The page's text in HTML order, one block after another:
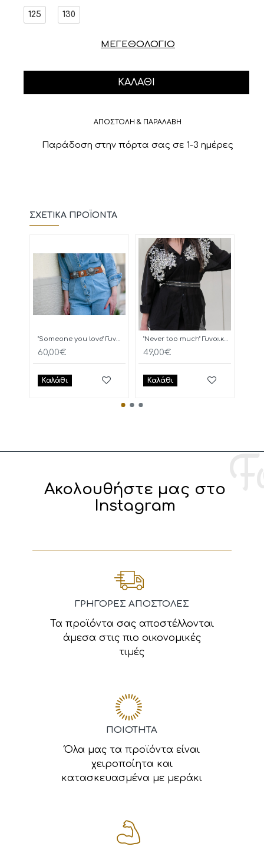
125 130
ΚΑΛΆΘΙ
ΜΕΓΕΘΟΛΟΓΙΟ
ΑΠΟΣΤΟΛΗ & ΠΑΡΑΛΑΒΗ
Παράδοση στην πόρτα σας σε 1-3 ημέρες
ΣΧΕΤΙΚΆ ΠΡΟΪΌΝΤΑ
"Someone you love" Γυναικεία Ζώνη
60,00€
Καλάθι
"Never too much" Γυναικεία Ζώνη
49,00€
Καλάθι
Ακολουθήστε μας στο
Instagram
ΓΡΗΓΟΡΕΣ ΑΠΟΣΤΟΛΕΣ
Τα προϊόντα σας αποστέλλονται
άμεσα στις πιο οικονομικές
τιμές
ΠΟΙΟΤΗΤΑ
Όλα μας τα προϊόντα είναι
χειροποίητα και
κατασκευασμένα με μεράκι